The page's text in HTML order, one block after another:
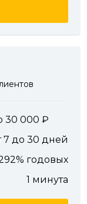
30 000
7 до 30 дней
годовых
1 минута